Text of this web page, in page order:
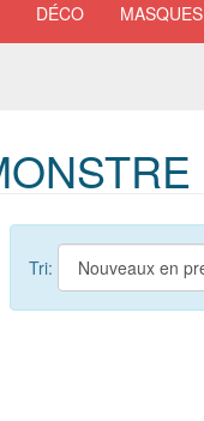
DÉCO MASQUES
Tri: